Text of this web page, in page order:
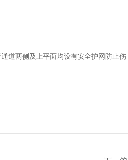
道两侧及上平面均设有安全护网防止伤